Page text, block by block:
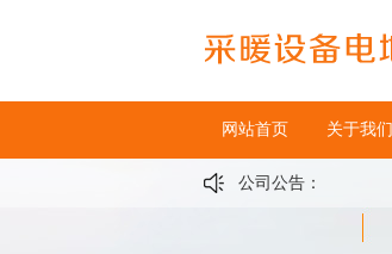
网站首页 关于我们
公司公告：